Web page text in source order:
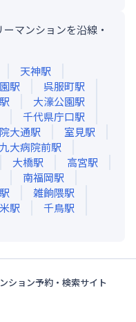
マンションを沿線・
天神駅
駅 呉服町駅
駅 大濠公園駅
千代県庁口駅
大通駅 室見駅
大病院前駅
大橋駅 高宮駅
南福岡駅
駅 雑餉隈駅
駅 千鳥駅
ション予約・検索サイト